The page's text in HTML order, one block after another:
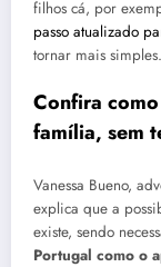
filhos cá, por
passo atualizado
tornar mais simples.
Confira
família, sem
Vanessa Bueno,
explica que a
existe, sendo
Portugal como o